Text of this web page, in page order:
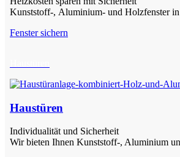
Kunststoff-, Aluminium- und Holzfenster
Fenster sichern
Haustüren
Individualität und Sicherheit
Wir bieten Ihnen Kunststoff-, Aluminium